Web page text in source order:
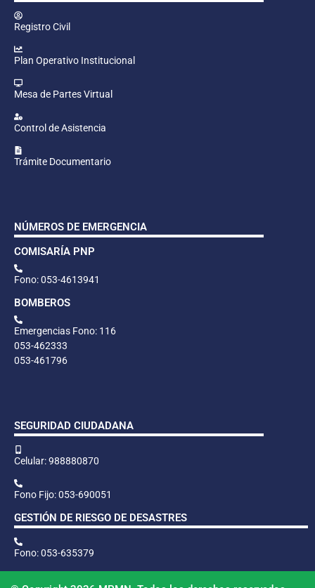
Registro Civil
Plan Operativo Institucional
Mesa de Partes Virtual
Control de Asistencia
Trámite Documentario
NÚMEROS DE EMERGENCIA
COMISARÍA PNP
Fono: 053-4613941
BOMBEROS
Emergencias Fono: 116
053-462333
053-461796
SEGURIDAD CIUDADANA
Celular: 988880870
Fono Fijo: 053-690051
GESTIÓN DE RIESGO DE DESASTRES
Fono: 053-635379